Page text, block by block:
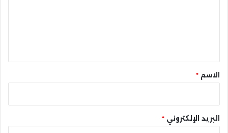
* الاسم *
البريد الإلكتروني *